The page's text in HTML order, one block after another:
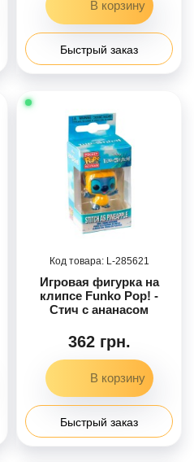
Быстрый заказ
285621
Игровая фигурка на
клипсе Funko Pop! -
Стич с ананасом
362 грн.
Быстрый заказ